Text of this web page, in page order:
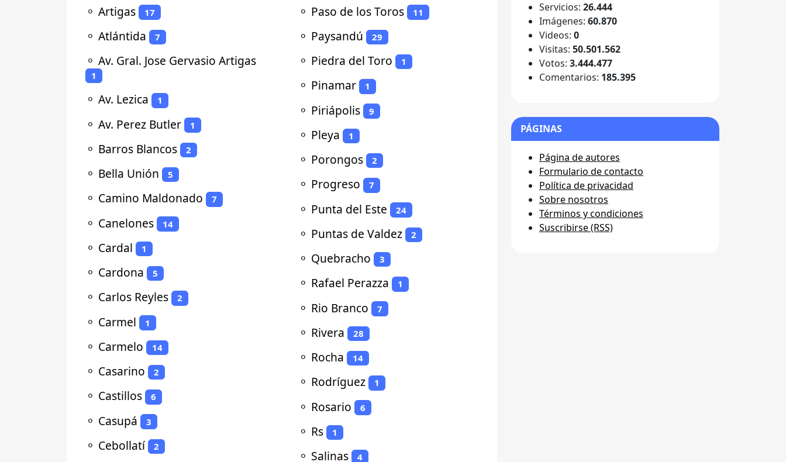
⚬ Artigas 17
⚬ Atlántida 7
⚬ Av. Gral. Jose Gervasio Artigas
1
⚬ Av. Lezica 1
⚬ Av. Perez Butler 1
⚬ Barros Blancos 2
⚬ Bella Unión 5
⚬ Camino Maldonado 7
⚬ Canelones 14
⚬ Cardal 1
⚬ Cardona 5
⚬ Carlos Reyles 2
⚬ Carmel 1
⚬ Carmelo 14
⚬ Casarino 2
⚬ Castillos 6
⚬ Casupá 3
⚬ Cebollatí 2
⚬ Paso de los Toros 11
⚬ Paysandú 29
⚬ Piedra del Toro 1
⚬ Pinamar 1
⚬ Piriápolis 9
⚬ Pleya 1
⚬ Porongos 2
⚬ Progreso 7
⚬ Punta del Este 24
⚬ Puntas de Valdez 2
⚬ Quebracho 3
⚬ Rafael Perazza 1
⚬ Rio Branco 7
⚬ Rivera 28
⚬ Rocha 14
⚬ Rodríguez 1
⚬ Rosario 6
⚬ Rs 1
⚬ Salinas 4
Servicios: 26.444
Imágenes: 60.870
Videos: 0
Visitas: 50.501.562
Votos: 3.444.477
Comentarios: 185.395
PÁGINAS
Página de autores
Formulario de contacto
Política de privacidad
Sobre nosotros
Términos y condiciones
Suscribirse (RSS)